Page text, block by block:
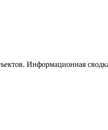
Информационная